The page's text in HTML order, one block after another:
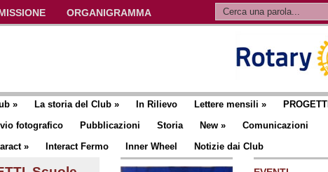
ORGANIGRAMMA
» La storia del Club » In Rilievo Lettere mensili » PROGETTI
fotografico Pubblicazioni Storia New »
Comunicazioni
» Interact Fermo Inner Wheel Notizie dai Club